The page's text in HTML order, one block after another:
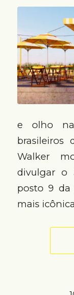
e olho
brasileiros
Walker
divulgar o
posto 9 da
mais